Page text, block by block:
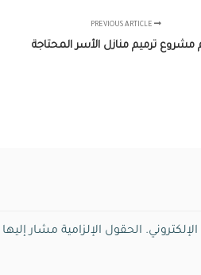
PREVIOUS ARTICLE
مشروع ترميم منازل الأسر المحتاجة
الحقول الإلزامية مشار إليها